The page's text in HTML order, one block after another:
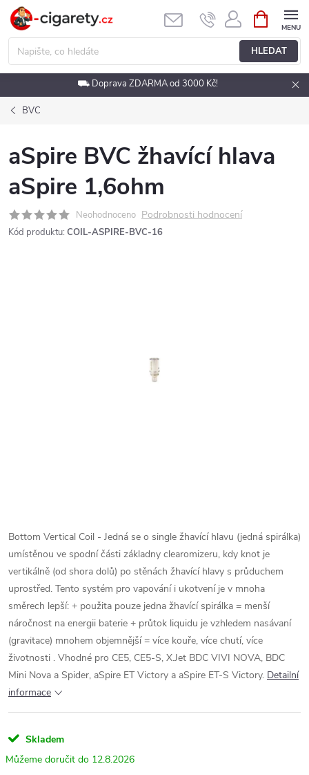
Přejít
obsah
HLEDAT
NÁKUPNÍ
KOŠÍK
⛟ Doprava ZDARMA od 3000 Kč!
BVC
aSpire BVC žhavící hlava
aSpire 1,6ohm
Neohodnoceno Podrobnosti hodnocení
Kód produktu: COIL-ASPIRE-BVC-16
Bottom Vertical Coil - Jedná se o single žhavící hlavu (jedná spirálka)
umístěnou ve spodní části základny clearomizeru, kdy knot je
vertikálně (od shora dolů) po stěnách žhavící hlavy s průduchem
uprostřed. Tento systém pro vapování i ukotvení je v mnoha
směrech lepší: + použita pouze jedna žhavící spirálka = menší
náročnost na energii baterie + průtok liquidu je vzhledem nasávaní
(gravitace) mnohem objemnější = více kouře, více chutí, více
životnosti . Vhodné pro CE5, CE5-S, X.Jet BDC VIVI NOVA, BDC
Mini Nova a Spider, aSpire ET Victory a aSpire ET-S Victory. Detailní
informace
Skladem
12.8.2026